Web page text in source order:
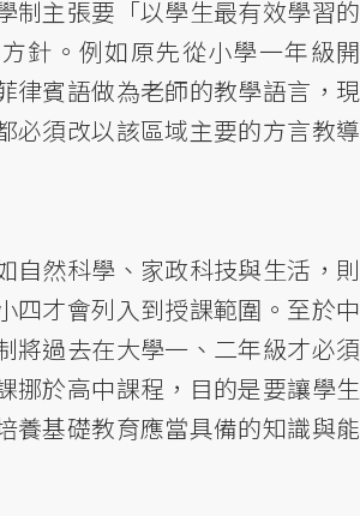
制主張要「以學生最有效學習的
針。例如原先從小學一年級開
律賓語做為老師的教學語言，現
必須改以該區域主要的方言教導
自然科學、家政科技與生活，則
四才會列入到授課範圍。至於中
將過去在大學一、二年級才必須
挪於高中課程，目的是要讓學生
養基礎教育應當具備的知識與能